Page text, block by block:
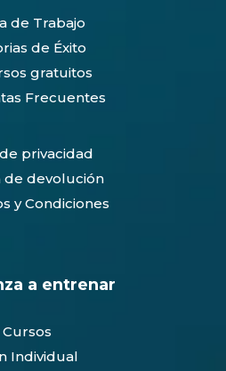
de Trabajo
de Éxito
gratuitos
Frecuentes
privacidad
de devolución
y Condiciones
a entrenar
Cursos
Individual